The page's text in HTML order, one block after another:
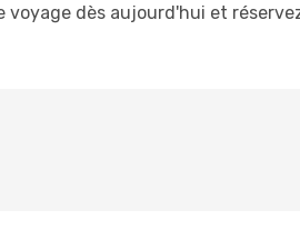
dès aujourd'hui et